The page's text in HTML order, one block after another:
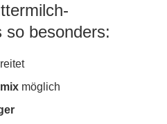
so besonders:
möglich